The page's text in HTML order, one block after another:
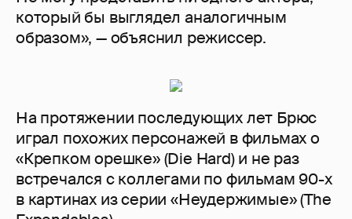
который бы выглядел аналогичным
образом», — объяснил режиссер.
На протяжении последующих лет Брюс
играл похожих персонажей в фильмах о
«Крепком орешке» (Die Hard) и не раз
встречался с коллегами по фильмам 90-х
в картинах из серии «Неудержимые» (The